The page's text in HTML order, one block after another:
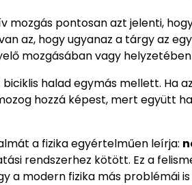
mozgás pontosan azt jelenti,
az, hogy ugyanaz a tárgy az
mozgásában vagy
biciklis halad egymás mellett. Ha
hozzá képest, mert együtt
a fizika egyértelműen leírja:
rendszerhez kötött. Ez a
a modern fizika más problémái